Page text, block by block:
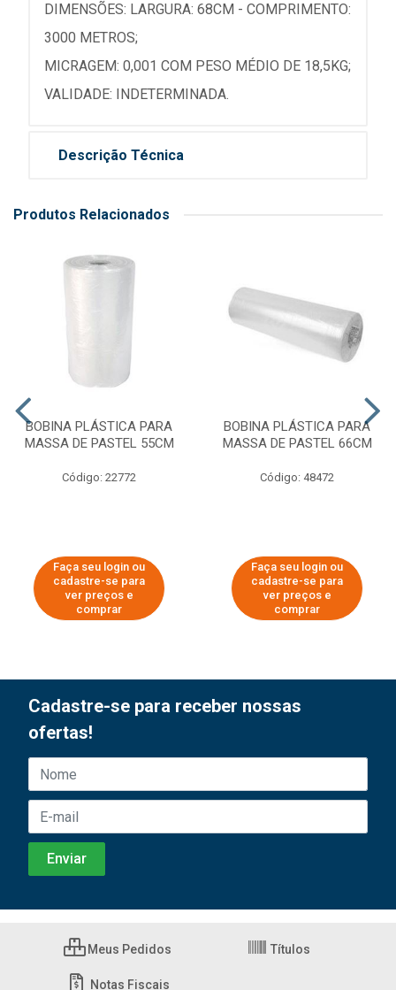
DIMENSÕES: LARGURA: 68CM - COMPRIMENTO:
3000 METROS;
MICRAGEM: 0,001 COM PESO MÉDIO DE 18,5KG;
VALIDADE: INDETERMINADA.
Descrição Técnica
Produtos Relacionados
BOBINA PLÁSTICA PARA
MASSA DE PASTEL 55CM
Código: 22772
Faça seu login ou
cadastre-se para
ver preços e
comprar
BOBINA PLÁSTICA PARA
MASSA DE PASTEL 66CM
Código: 48472
Faça seu login ou
cadastre-se para
ver preços e
comprar
Cadastre-se para receber nossas
ofertas!
Meus Pedidos Títulos
Notas Fiscais